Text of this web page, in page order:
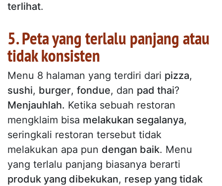
terlihat.
5. Peta yang terlalu panjang atau
tidak konsisten
Menu 8 halaman yang terdiri dari pizza,
sushi, burger, fondue, dan pad thai?
Menjauhlah. Ketika sebuah restoran
mengklaim bisa melakukan segalanya,
seringkali restoran tersebut tidak
melakukan apa pun dengan baik. Menu
yang terlalu panjang biasanya berarti
produk yang dibekukan, resep yang tidak